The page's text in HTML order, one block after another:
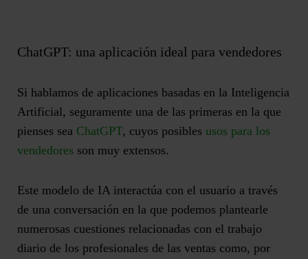
ChatGPT: una aplicación ideal para vendedores
Si hablamos de aplicaciones basadas en la Inteligencia
Artificial, seguramente una de las primeras en la que
pienses sea ChatGPT, cuyos posibles usos para los
vendedores son muy extensos.
Este modelo de IA interactúa con el usuario a través
de una conversación en la que podemos plantearle
numerosas cuestiones relacionadas con el trabajo
diario de los profesionales de las ventas como, por